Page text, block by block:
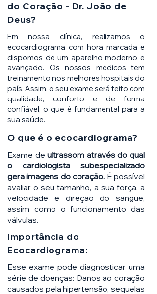
do Coração - Dr. João de
Deus?
Em nossa clínica, realizamos o
ecocardiograma com hora marcada e
dispomos de um aparelho moderno e
avançado. Os nossos médicos tem
treinamento nos melhores hospitais do
país. Assim, o seu exame será feito com
qualidade, conforto e de forma
confiável, o que é fundamental para a
sua saúde.
O que é o ecocardiograma?
Exame deultrassom através do qual
o cardiologista subespecializado
gera imagens do coração. É possível
avaliar o seu tamanho, a sua força, a
velocidade e direção do sangue,
assim como o funcionamento das
válvulas.
Importância do
Ecocardiograma:
Esse exame pode diagnosticar uma
série de doenças: Danos ao coração
causados pela hipertensão, sequelas